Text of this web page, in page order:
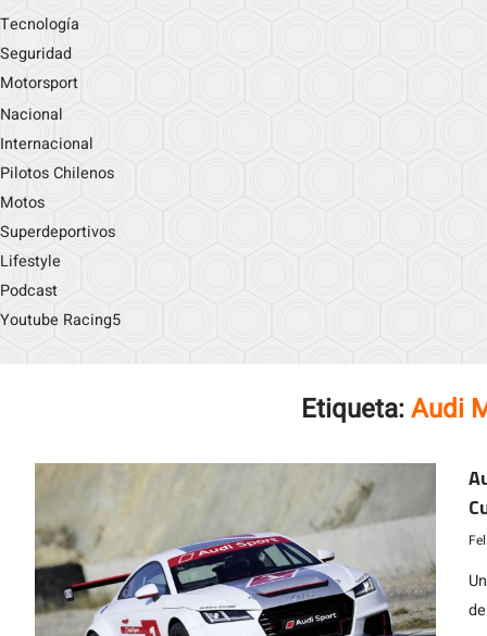
Tecnología
Seguridad
Motorsport
Nacional
Internacional
Pilotos Chilenos
Motos
Superdeportivos
Lifestyle
Podcast
Youtube Racing5
Etiqueta:Audi